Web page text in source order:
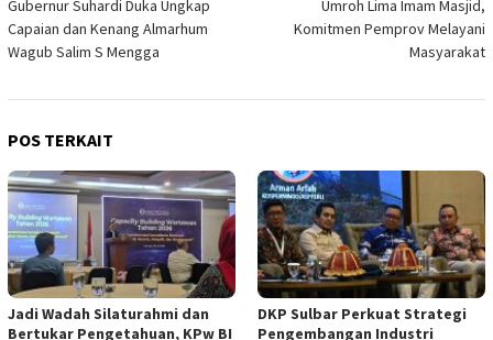
Gubernur Suhardi Duka Ungkap
Capaian dan Kenang Almarhum
Wagub Salim S Mengga
Umroh Lima Imam Masjid,
Komitmen Pemprov Melayani
Masyarakat
POS TERKAIT
Jadi Wadah Silaturahmi dan
Bertukar Pengetahuan, KPw BI
DKP Sulbar Perkuat Strategi
Pengembangan Industri